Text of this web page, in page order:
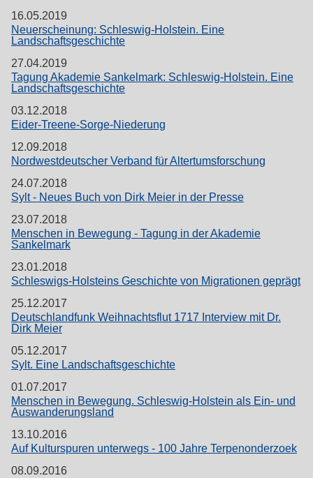
16.05.2019
Neuerscheinung: Schleswig-Holstein. Eine
Landschaftsgeschichte
27.04.2019
Tagung Akademie Sankelmark: Schleswig-Holstein. Eine
Landschaftsgeschichte
03.12.2018
Eider-Treene-Sorge-Niederung
12.09.2018
Nordwestdeutscher Verband für Altertumsforschung
24.07.2018
Sylt - Neues Buch von Dirk Meier in der Presse
23.07.2018
Menschen in Bewegung - Tagung in der Akademie
Sankelmark
23.01.2018
Schleswigs-Holsteins Geschichte von Migrationen geprägt
25.12.2017
Deutschlandfunk Weihnachtsflut 1717 Interview mit Dr.
Dirk Meier
05.12.2017
Sylt. Eine Landschaftsgeschichte
01.07.2017
Menschen in Bewegung. Schleswig-Holstein als Ein- und
Auswanderungsland
13.10.2016
Auf Kulturspuren unterwegs - 100 Jahre Terpenonderzoek
08.09.2016